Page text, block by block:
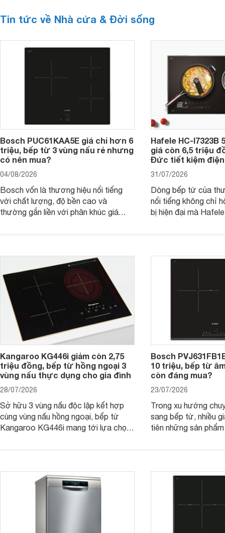
Tin tức về Nhà cửa & Đời sống
Bosch PUC61KAA5E giá chỉ hơn 6
triệu, bếp từ 3 vùng nấu rẻ nhưng
có nên mua?
04/08/2026
Bosch vốn là thương hiệu nổi tiếng
với chất lượng, độ bền cao và
thường gắn liền với phân khúc giá
đơn vị phân phối với mức giá khá dễ
tiếp cận, thu hút sự quan tâm của
nhiều người tiêu dùng.
Hafele HC-I7323B
giá còn 6,5 triệu
Đức tiết kiệm
31/07/2026
Dòng bếp từ của
nổi tiếng không chỉ
bị hiện đại mà
gia đình.
Kangaroo KG446i giảm còn 2,75
triệu đồng, bếp từ hồng ngoại 3
vùng nấu thực dụng cho gia đình
28/07/2026
Sở hữu 3 vùng nấu độc lập kết hợp
cùng vùng nấu hồng ngoại, bếp từ
Kangaroo KG446i mang tới lựa chọn
nhiều cửa hàng, đại lý.
Bosch
10 triệu, bếp từ
còn đáng mua?
23/07/2026
Trong xu hướng
sang bếp từ, nhiều
tiên những sản
mẫu bếp đáp ứng